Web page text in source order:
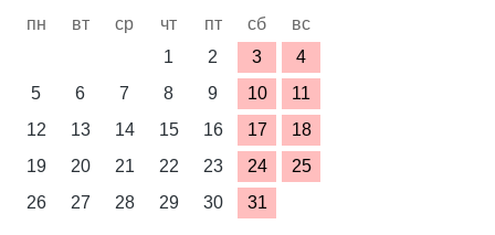
пн вт ср чт пт сб
вс
1
2 3
4
5
6 7 8 9 10
11
12
13 14 15 16 17
18
19
20 21 22 23 24
25
26
27 28 29 30 31